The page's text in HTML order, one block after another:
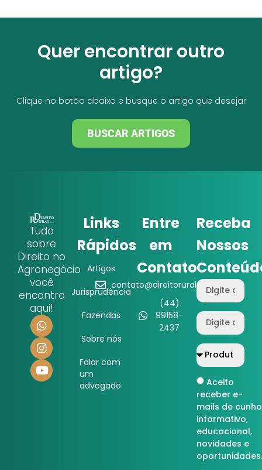
Quer encontrar outro
artigo?
Clique no botão abaixo e busque o artigo que desejar
BUSCAR ARTIGOS
Tudo
sobre
Direito no
Agronegócio
você
encontra
aqui!
Links
Rápidos
Artigos
Jurisprudência
Fazendas
Sobre nós
Falar com
um
advogado
Entre
em
Contato
contato@direitorural.com.br
(44)
99158-
2437
Receba
Nossos
Aceito
receber e-
mails de cunho
informativo,
educacional,
novidades e
oportunidades.